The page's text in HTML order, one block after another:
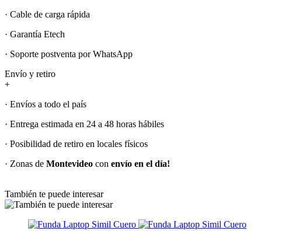
· Cable de carga rápida
· Garantía Etech
· Soporte postventa por WhatsApp
Envío y retiro
+
· Envíos a todo el país
· Entrega estimada en 24 a 48 horas hábiles
· Posibilidad de retiro en locales físicos
· Zonas de Montevideo con envío en el día!
También te puede interesar